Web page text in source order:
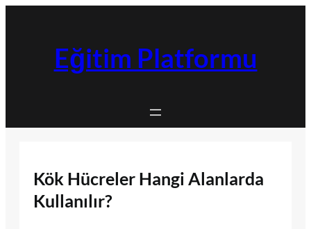
Eğitim Platformu
Kök Hücreler Hangi Alanlarda
Kullanılır?